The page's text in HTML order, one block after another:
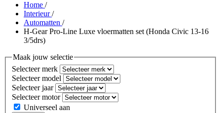
Home /
Interieur/
Automatten /
H-Gear Pro-Line Luxe vloermatten set (Honda Civic 13-16
3/5drs)
Maak jouw selectie
Selecteer merk
Selecteer model
Selecteer jaar
Selecteer motor
Universeel aan